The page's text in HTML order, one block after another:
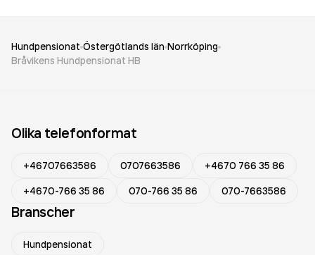
Hundpensionat Östergötlands län Norrköping
Bråvikens Hundpensionat HB
Olika telefonformat
+46707663586 0707663586
+4670 766 35 86
+4670-766 35 86
070-766 35 86 070-7663586
Branscher
Hundpensionat